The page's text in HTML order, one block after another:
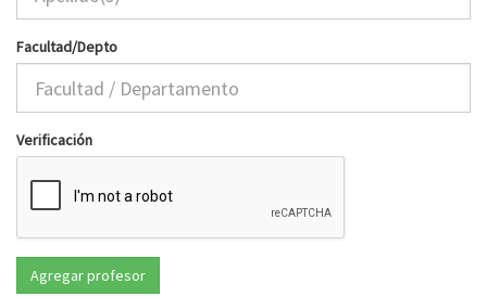
Facultad/Depto
Verificación